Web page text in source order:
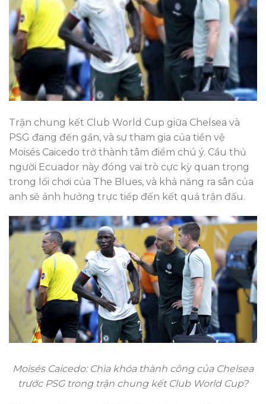
Trận chung kết Club World Cup giữa Chelsea và
PSG đang đến gần, và sự tham gia của tiền vệ
Moisés Caicedo trở thành tâm điểm chú ý. Cầu thủ
người Ecuador này đóng vai trò cực kỳ quan trọng
trong lối chơi của The Blues, và khả năng ra sân của
anh sẽ ảnh hưởng trực tiếp đến kết quả trận đấu.
Moisés Caicedo: Chìa khóa thành công của Chelsea
trước PSG trong trận chung kết Club World Cup?